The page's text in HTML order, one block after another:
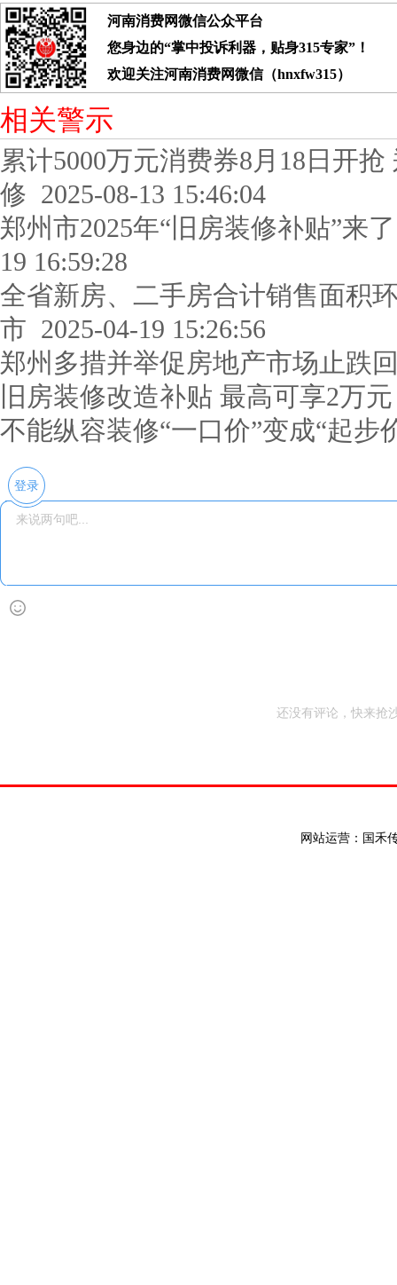
河南消费网微信公众平台
您身边的“掌中投诉利器，贴身315专家”！
欢迎关注河南消费网微信（hnxfw315）
相关警示
累计5000万元消费券8月18日开
修 2025-08-13 15:46:04
郑州市2025年“旧房装修补贴”来
19 16:59:28
全省新房、二手房合计销售面积
市 2025-04-19 15:26:56
郑州多措并举促房地产市场止跌
旧房装修改造补贴 最高可享2万元
不能纵容装修“一口价”变成“起步
登录
还没有评论，快来抢
网站运营：国禾